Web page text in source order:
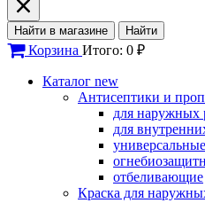
Найти в магазине Найти
Корзина Итого: 0 ₽
Каталог new
Антисептики и
для наружных
для
универсальные
отбеливающие
Краска для